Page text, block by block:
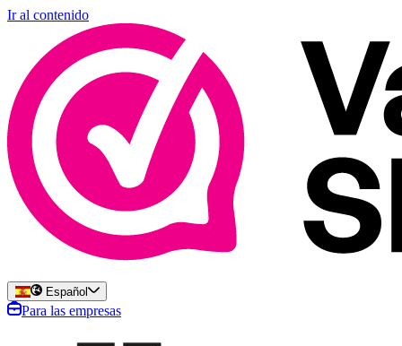
Ir al contenido
Español
Para las empresas